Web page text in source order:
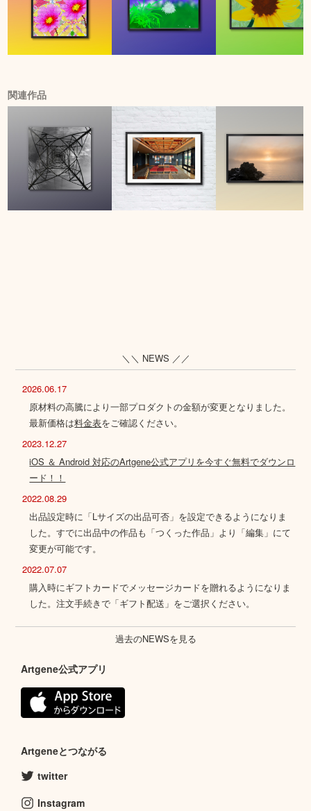
関連作品
＼＼ NEWS ／／
2026.06.17
原材料の高騰により一部プロダクトの金額が変更となりました。
最新価格は料金表をご確認ください。
2023.12.27
iOS ＆ Android 対応のArtgene公式アプリを今すぐ無料でダウンロ
ード！！
2022.08.29
出品設定時に「Lサイズの出品可否」を設定できるようになりま
した。すでに出品中の作品も「つくった作品」より「編集」にて
変更が可能です。
2022.07.07
購入時にギフトカードでメッセージカードを贈れるようになりま
した。注文手続きで「ギフト配送」をご選択ください。
過去のNEWSを見る
Artgene公式アプリ
Artgeneとつながる
twitter
Instagram